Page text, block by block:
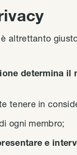
altrettanto
determina il
tenere in
ogni membro;
e